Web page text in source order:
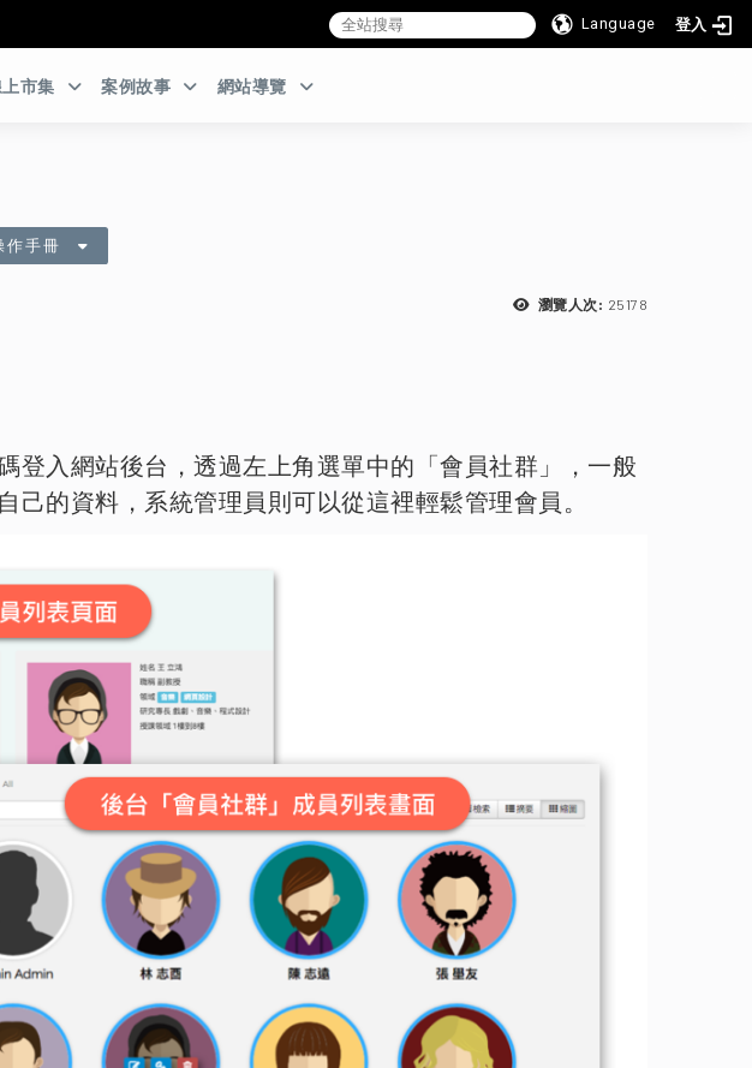
Language 登入
市集 案例故事 網站導覽
作手冊
瀏覽人次: 25178
登入網站後台，透過左上角選單中的「會員社群」，一般
己的資料，系統管理員則可以從這裡輕鬆管理會員。